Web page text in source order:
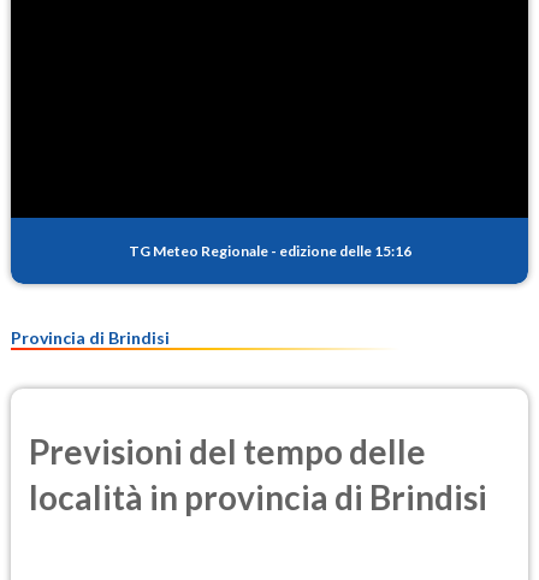
TG Meteo Regionale - edizione delle 15:16
Provincia di Brindisi
Previsioni del tempo delle
località in provincia di Brindisi